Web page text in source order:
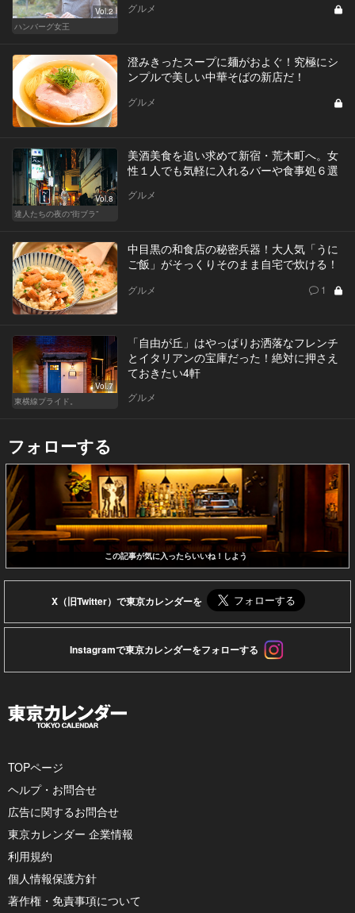
Vol.2
ハンバーグ女王
グルメ
澄みきったスープに麺がおよぐ！究極にシ
ンプルで美しい中華そばの新店だ！
グルメ
Vol.8
達人たちの夜の“街ブラ”
美酒美食を追い求めて新宿・荒木町へ。女
性１人でも気軽に入れるバーや食事処６選
グルメ
中目黒の和食店の秘密兵器！大人気「うに
ご飯」がそっくりそのまま自宅で炊ける！
グルメ 1
Vol.7
東横線プライド。
「自由が丘」はやっぱりお洒落なフレンチ
とイタリアンの宝庫だった！絶対に押さえ
ておきたい4軒
グルメ
フォローする
この記事が気に入ったらいいね！しよう
X（旧Twitter）で東京カレンダーを
Instagramで東京カレンダーをフォローする
TOPページ
ヘルプ・お問合せ
広告に関するお問合せ
東京カレンダー 企業情報
利用規約
個人情報保護方針
著作権・免責事項について